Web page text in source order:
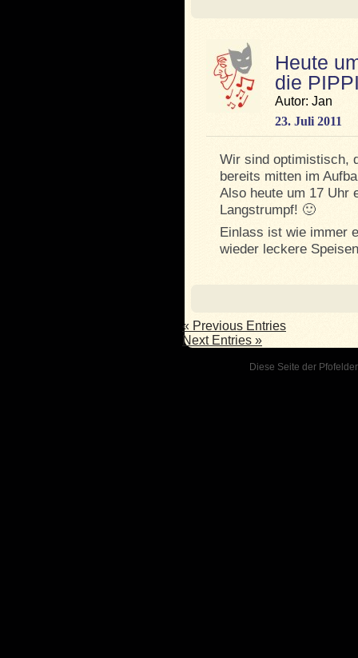
Heute
die
Autor: Jan
23. Juli 2011
Wir sind optimistisch,
bereits mitten im
Also heute um 17 Uhr
Langstrumpf! 🙂
Einlass ist wie immer
wieder leckere
« Previous Entries
Next Entries »
Diese Seite der